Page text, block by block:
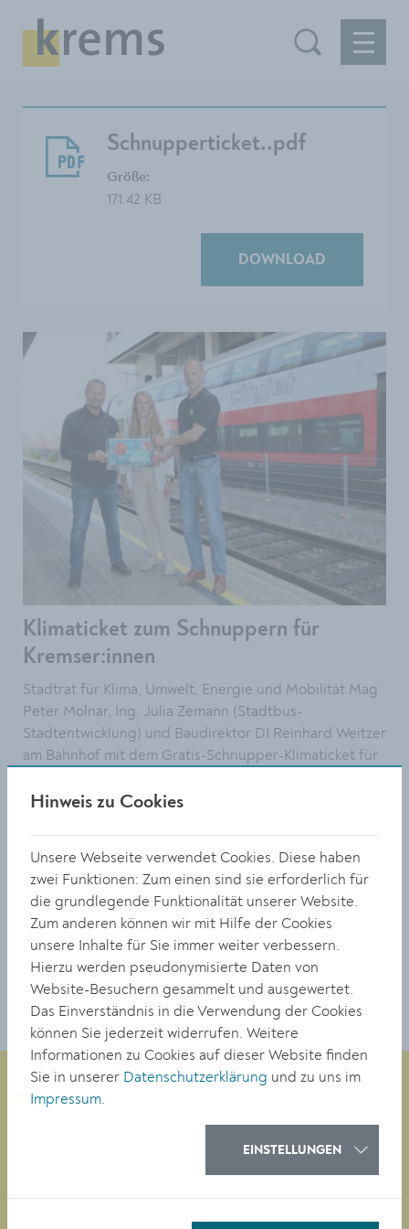
Schnupperticket..pdf
Größe:
171.42 KB
DOWNLOAD
Klimaticket zum Schnuppern für
Kremser:innen
Stadtrat für Klima, Umwelt, Energie und Mobilität Mag.
Peter Molnar, Ing. Julia Zemann (Stadtbus-
Stadtentwicklung) und Baudirektor DI Reinhard Weitzer
am Bahnhof mit dem Gratis-Schnupper-Klimaticket für
2.94 MB
© Stadt Krems
DOWNLOAD
Hinweis zu Cookies
Unsere Webseite verwendet Cookies. Diese haben
zwei Funktionen: Zum einen sind sie erforderlich für
die grundlegende Funktionalität unserer Website.
Zum anderen können wir mit Hilfe der Cookies
unsere Inhalte für Sie immer weiter verbessern.
Hierzu werden pseudonymisierte Daten von
Website-Besuchern gesammelt und ausgewertet.
Das Einverständnis in die Verwendung der Cookies
können Sie jederzeit widerrufen. Weitere
Informationen zu Cookies auf dieser Website finden
Sie in unserer Datenschutzerklärung und zu uns im
Impressum.
EINSTELLUNGEN